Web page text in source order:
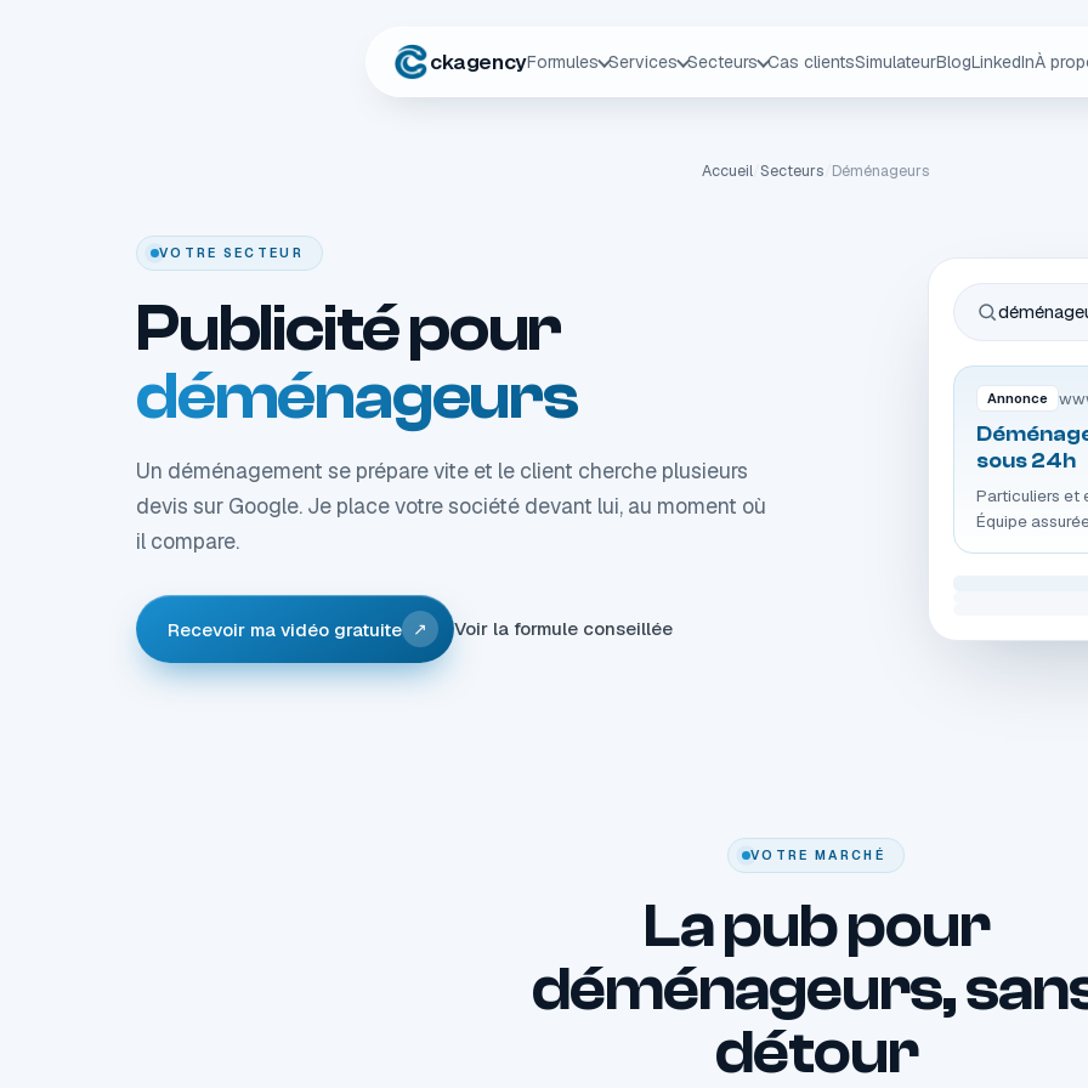
ckagencyFormules Services Secteurs Cas clientsSimulateurBlogLinkedInÀ
Accueil Secteurs Déménageurs
VOTRE SECTEUR
Publicité pour
déménageurs
Un déménagement se prépare vite et le client cherche plusieurs
devis sur Google. Je place votre société devant lui, au moment où
il compare.
Recevoir ma vidéo gratuite ↗ Voir la formule conseillée
Annonce
sous 24h
Particuliers et
Équipe
VOTRE MARCHÉ
La pub pour
déménageurs,
détour